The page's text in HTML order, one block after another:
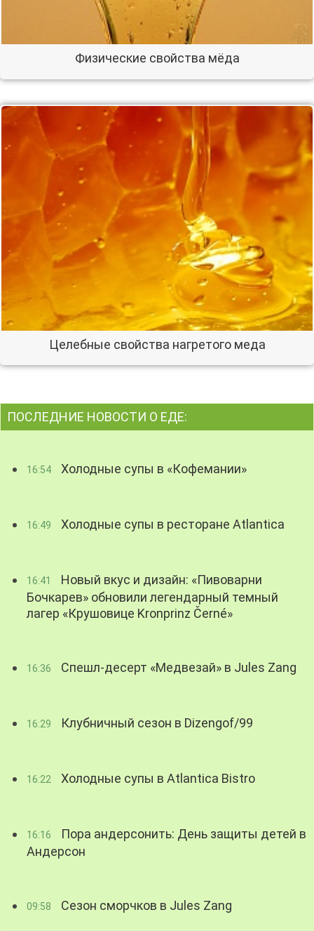
Физические свойства мёда
Целебные свойства нагретого меда
ПОСЛЕДНИЕ НОВОСТИ О ЕДЕ:
16:54 Холодные супы в «Кофемании»
16:49 Холодные супы в ресторане Atlantica
16:41
Новый вкус и дизайн: «Пивоварни
Бочкарев» обновили легендарный темный
лагер «Крушовице Kronprinz Černé»
16:36 Спешл-десерт «Медвезай» в Jules Zang
16:29 Клубничный сезон в Dizengof/99
16:22 Холодные супы в Atlantica Bistro
16:16
Пора андерсонить: День защиты детей в
Андерсон
09:58 Сезон сморчков в Jules Zang